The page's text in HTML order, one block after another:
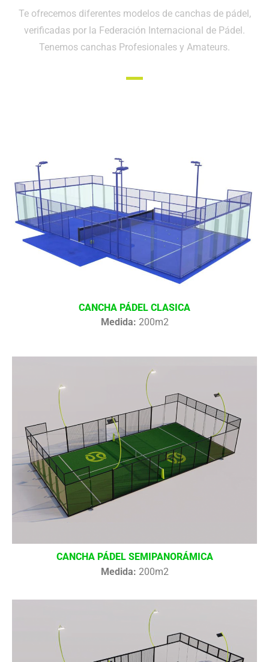
Te ofrecemos diferentes modelos de canchas de pádel,
verificadas por la Federación Internacional de Pádel.
Tenemos canchas Profesionales y Amateurs.
CANCHA PÁDEL CLASICA
Medida: 200m2
CANCHA PÁDEL SEMIPANORÁMICA
Medida: 200m2